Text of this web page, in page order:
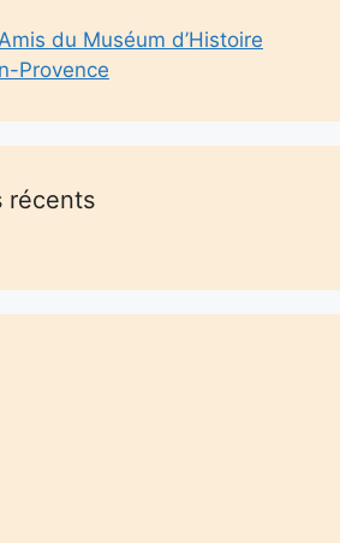
du Muséum d’Histoire
Provence
récents